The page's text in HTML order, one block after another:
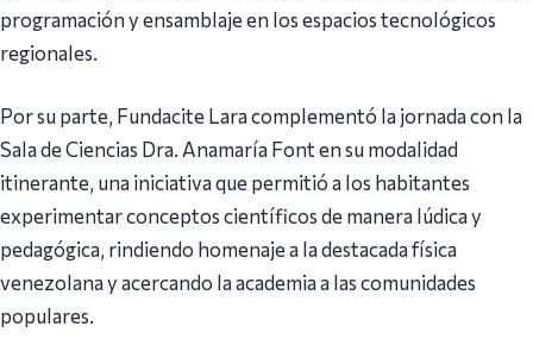
programación y ensamblaje en los espacios tecnológicos
regionales.
Por su parte, Fundacite Lara complementó la jornada con la
Sala de Ciencias Dra. Anamaría Font en su modalidad
itinerante, una iniciativa que permitió a los habitantes
experimentar conceptos científicos de manera lúdica y
pedagógica, rindiendo homenaje a la destacada física
venezolana y acercando la academia a las comunidades
populares.